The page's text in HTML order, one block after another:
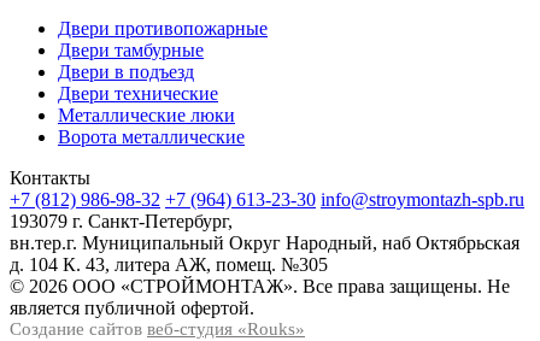
Двери противопожарные
Двери тамбурные
Двери в подъезд
Двери технические
Металлические люки
Ворота металлические
Контакты
+7 (812) 986-98-32 +7 (964) 613-23-30 info@stroymontazh-spb.ru
193079 г. Санкт-Петербург,
вн.тер.г. Муниципальный Округ Народный, наб Октябрьская
д. 104 К. 43, литера АЖ, помещ. №305
© 2026 ООО «СТРОЙМОНТАЖ». Все права защищены. Не
является публичной офертой.
Создание сайтов веб-студия «Rouks»